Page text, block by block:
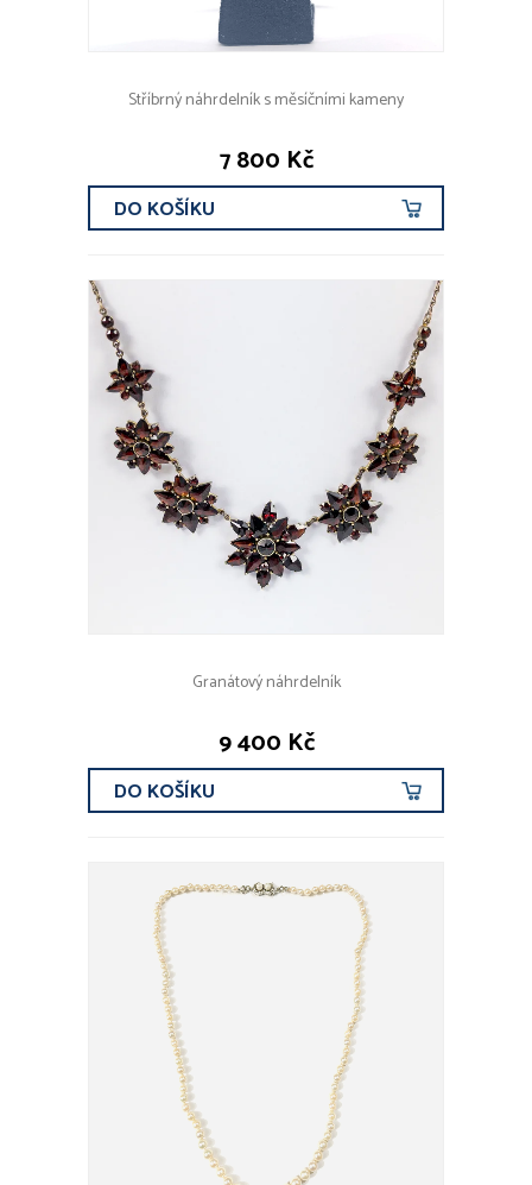
Stříbrný náhrdelník s měsíčními kameny
7 800 Kč
DO KOŠÍKU
Granátový náhrdelník
9 400 Kč
DO KOŠÍKU